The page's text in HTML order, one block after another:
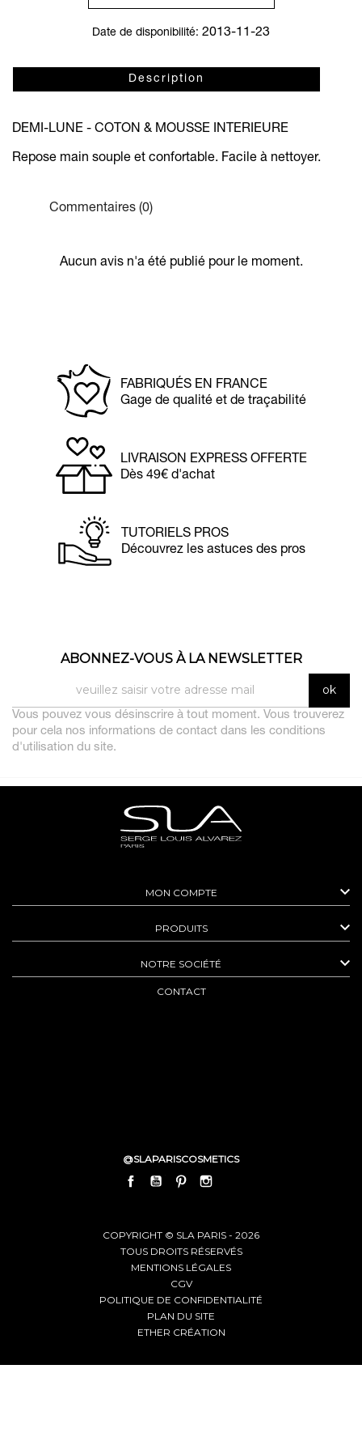
Date de disponibilité: 2013-11-23
Description
DEMI-LUNE - COTON & MOUSSE INTERIEURE
Repose main souple et confortable. Facile à nettoyer.
Commentaires (0)
Aucun avis n'a été publié pour le moment.
FABRIQUÉS EN FRANCE
Gage de qualité et de traçabilité
LIVRAISON EXPRESS OFFERTE
Dès 49€ d'achat
TUTORIELS PROS
Découvrez les astuces des pros
ABONNEZ-VOUS À LA NEWSLETTER
Vous pouvez vous désinscrire à tout moment. Vous trouverez
pour cela nos informations de contact dans les conditions
d'utilisation du site.
MON COMPTE 
PRODUITS 
NOTRE SOCIÉTÉ 
CONTACT
@SLAPARISCOSMETICS
FACEBOOKYOUTUBEPINTEREST
COPYRIGHT © SLA PARIS - 2026
TOUS DROITS RÉSERVÉS
MENTIONS LÉGALES
CGV
POLITIQUE DE CONFIDENTIALITÉ
PLAN DU SITE
ETHER CRÉATION